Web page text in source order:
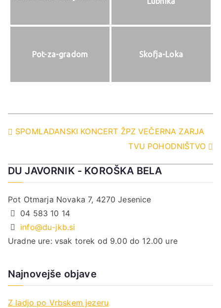
Pot-za-gradom Skofja-Loka
Navigacija
SPOMLADANSKI KONCERT ŽPZ VEČERNA ZARJA
TVU POHODNIŠTVO
DU JAVORNIK - KOROŠKA BELA
Pot Otmarja Novaka 7, 4270 Jesenice
04 583 10 14
info@du-jkb.si
Uradne ure: vsak torek od 9.00 do 12.00 ure
Najnovejše objave
Z ladjo po Vrbskem jezeru